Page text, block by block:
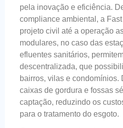
pela inovação e eficiência.
compliance ambiental, a
projeto civil até a operação
modulares, no caso das
efluentes sanitários,
descentralizada, que
bairros, vilas e condomínios.
caixas de gordura e fossas
captação, reduzindo os
para o tratamento do esgoto.